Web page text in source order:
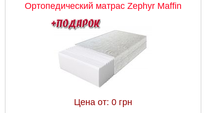
Ортопедический матрас Zephyr Maffin
Цена от:0 грн